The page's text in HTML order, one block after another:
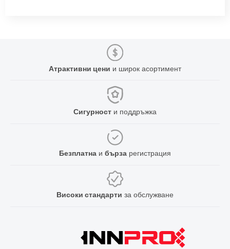
Атрактивни цени и широк асортимент
Сигурност и поддръжка
Безплатна и бърза регистрация
Високи стандарти за обслужване